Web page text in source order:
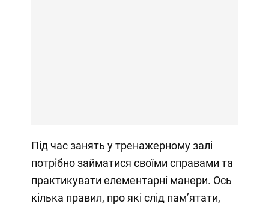
Під час занять у тренажерному залі
потрібно займатися своїми справами та
практикувати елементарні манери. Ось
кілька правил, про які слід пам’ятати,